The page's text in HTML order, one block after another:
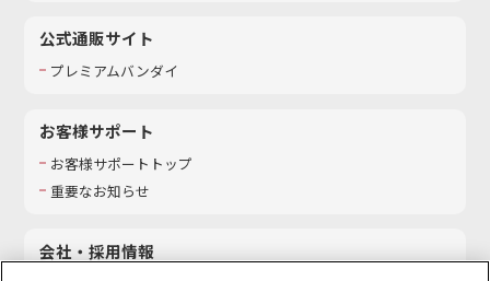
公式通販サイト
プレミアムバンダイ
お客様サポート
お客様サポートトップ
重要なお知らせ
会社・採用情報